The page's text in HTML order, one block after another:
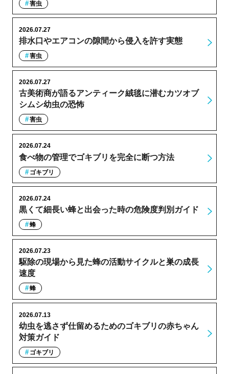
害虫
排水口やエアコンの隙間から侵入を許す実態
2026.07.27
害虫
古美術商が語るアンティーク絨毯に潜むカツオブ
シムシ幼虫の恐怖
2026.07.27
害虫
食べ物の管理でゴキブリを完全に断つ方法
2026.07.24
ゴキブリ
黒くて細長い蜂と出会った時の危険度判別ガイド
2026.07.24
蜂
駆除の現場から見た蜂の活動サイクルと巣の成長
速度
2026.07.23
蜂
幼虫を逃さず仕留めるためのゴキブリの赤ちゃん
対策ガイド
2026.07.13
ゴキブリ